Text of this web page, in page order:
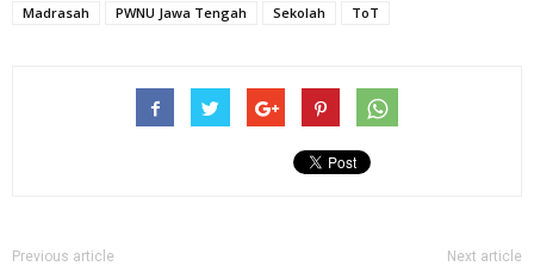
Madrasah
PWNU Jawa Tengah Sekolah ToT
Previous article Next article